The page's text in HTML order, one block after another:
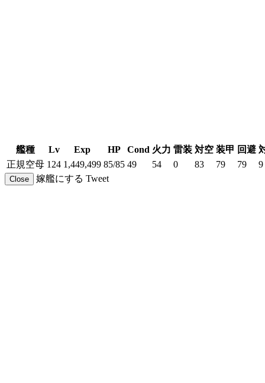
艦種 Lv Exp HP Cond 火力 雷装 対空 装甲 回避
正規空母 124 1,449,499 85/85 49 54 0 83 79 79 9
Close 嫁艦にする Tweet